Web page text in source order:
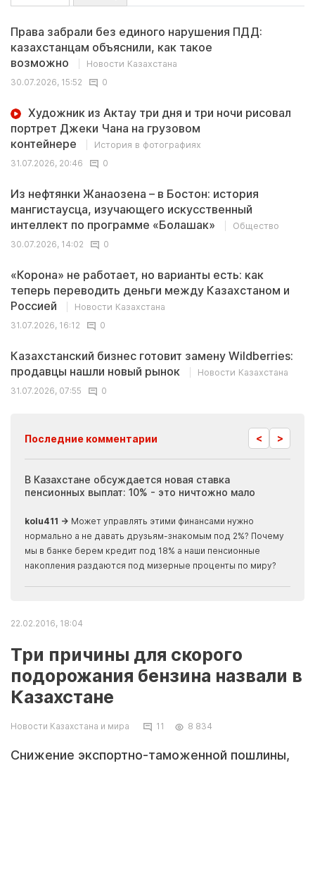
Права забрали без единого нарушения ПДД:
казахстанцам объяснили, как такое
возможно
Новости Казахстана
30.07.2026, 15:52
0
Художник из Актау три дня и три ночи рисовал
портрет Джеки Чана на грузовом
контейнере
История в фотографиях
31.07.2026, 20:46
0
Из нефтянки Жанаозена – в Бостон: история
мангистаусца, изучающего искусственный
интеллект по программе «Болашак»
Общество
30.07.2026, 14:02
0
«Корона» не работает, но варианты есть: как
теперь переводить деньги между Казахстаном и
Россией
Новости Казахстана
31.07.2026, 16:12
0
Казахстанский бизнес готовит замену Wildberries:
продавцы нашли новый рынок
Новости Казахстана
31.07.2026, 07:55
0
Последние комментарии < >
В Казахстане обсуждается новая ставка
пенсионных выплат: 10% - это ничтожно мало
kolu411 → Может управлять этими финансами нужно
нормально а не давать друзьям-знакомым под 2%? Почему
мы в банке берем кредит под 18% а наши пенсионные
накопления раздаются под мизерные проценты по миру?
22.02.2016, 18:04
Три причины для скорого
подорожания бензина назвали в
Казахстане
Новости Казахстана и мира 11 8 834
Снижение экспортно-таможенной пошлины,